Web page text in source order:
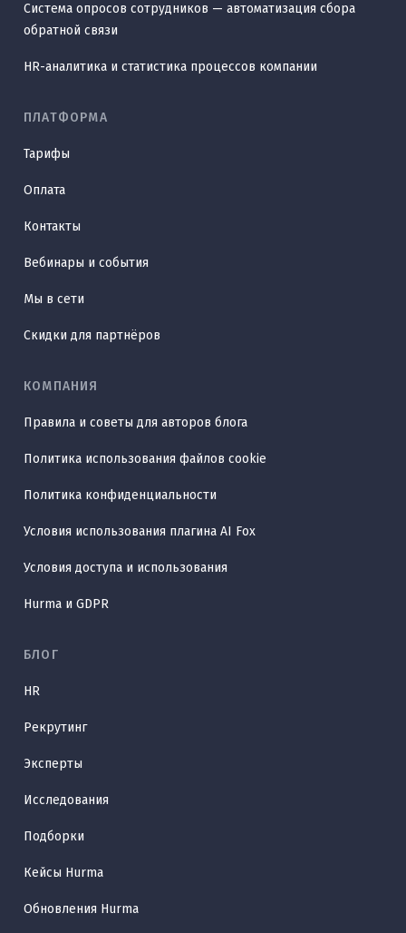
Система опросов сотрудников — автоматизация сбора
обратной связи
HR-аналитика и статистика процессов компании
ПЛАТФОРМА
Тарифы
Оплата
Контакты
Вебинары и события
Мы в сети
Скидки для партнёров
КОМПАНИЯ
Правила и советы для авторов блога
Политика использования файлов cookie
Политика конфиденциальности
Условия использования плагина AI Fox
Условия доступа и использования
Hurma и GDPR
БЛОГ
HR
Рекрутинг
Эксперты
Исследования
Подборки
Кейсы Hurma
Обновления Hurma